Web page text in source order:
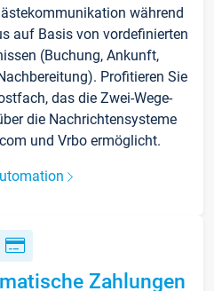
während
auf Basis von vordefinierten
(Buchung, Ankunft,
Profitieren Sie
das die Zwei-Wege-
die Nachrichtensysteme
und Vrbo ermöglicht.
Zahlungen